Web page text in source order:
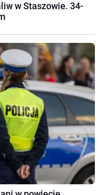
w Staszowie. 34-